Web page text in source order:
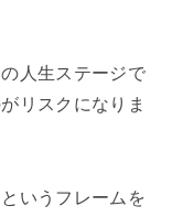
人生ステージで
リスクになりま
いうフレームを